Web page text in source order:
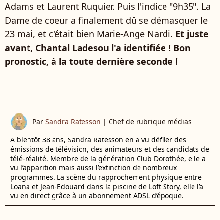
Adams et Laurent Ruquier. Puis l'indice "9h35". La
Dame de coeur a finalement dû se démasquer le
23 mai, et c'était bien Marie-Ange Nardi. Et juste
avant, Chantal Ladesou l'a identifiée ! Bon
pronostic, à la toute dernière seconde !
Par Sandra Ratesson | Chef de rubrique médias
A bientôt 38 ans, Sandra Ratesson en a vu défiler des
émissions de télévision, des animateurs et des candidats de
télé-réalité. Membre de la génération Club Dorothée, elle a
vu l’apparition mais aussi l’extinction de nombreux
programmes. La scène du rapprochement physique entre
Loana et Jean-Edouard dans la piscine de Loft Story, elle l’a
vu en direct grâce à un abonnement ADSL d’époque.